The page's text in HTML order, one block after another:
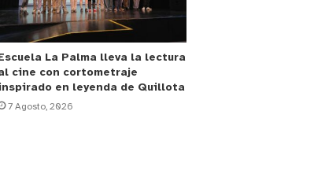
Escuela La Palma lleva la lectura
cine con cortometraje
en leyenda de Quillota
7 Agosto, 2026